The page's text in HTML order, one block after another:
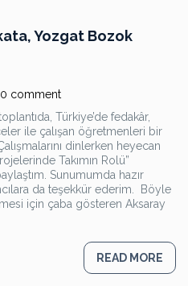
Yozgat Bozok
0 comment
Türkiye’de fedakâr,
ile çalışan öğretmenleri bir
dinlerken heyecan
Takımın Rolü”
Sunumumda hazır
da teşekkür ederim. Böyle
için çaba gösteren Aksaray
READ MORE